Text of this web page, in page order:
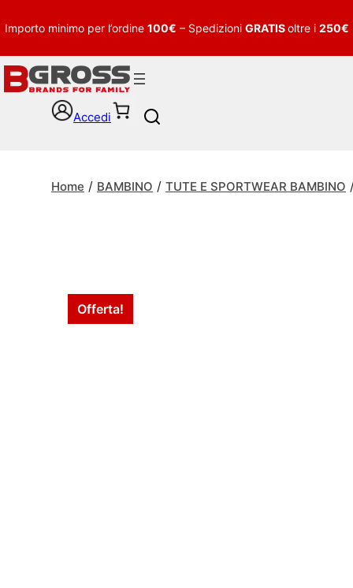
Importo minimo per l’ordine 100€ – Spedizioni GRATISoltre i 250€
Accedi
c
Home / BAMBINO / TUTE E SPORTWEAR BAMBINO
Offerta!